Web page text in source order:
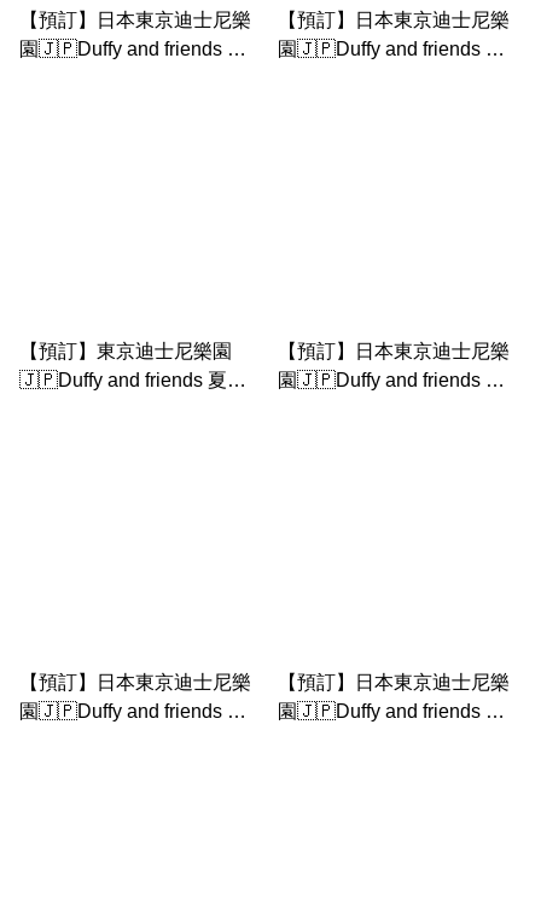
【預訂】日本東京迪士尼樂
園🇯🇵Duffy and friends 夏
【預訂】日本東京迪士尼樂
園🇯🇵Duffy and friends 夏
【預訂】東京迪士尼樂園
🇯🇵Duffy and friends 夏日
【預訂】日本東京迪士尼樂
園🇯🇵Duffy and friends 夏
【預訂】日本東京迪士尼樂
園🇯🇵Duffy and friends 夏
【預訂】日本東京迪士尼樂
園🇯🇵Duffy and friends 夏